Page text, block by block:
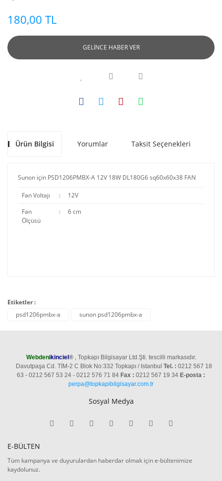
180,00 TL
GELİNCE HABER VER
Ürün Bilgisi Yorumlar Taksit Seçenekleri
Sunon için PSD1206PMBX-A 12V 18W DL180G6 sq60x60x38 FAN
Fan Voltajı :
12V
Fan
Ölçüsü
: 6 cm
Etiketler :
psd1206pmbx-a
sunon psd1206pmbx-a
Webdenikinciel ®, Topkapı Bilgisayar Ltd.Şti. tescilli markasıdır.
Davutpaşa Cd. TİM-2 C Blok No:332 Topkapı / Istanbul Tel. : 0212 567 18
63 - 0212 567 53 24 - 0212 576 71 84 Fax : 0212 567 19 34 E-posta :
perpa@topkapibilgisayar.com.tr
Sosyal Medya
E-BÜLTEN
Tüm kampanya ve duyurulardan haberdar olmak için e-bültenimize
kaydolunuz.